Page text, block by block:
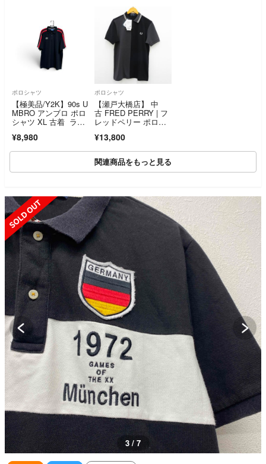
ポロシャツ
【極美品/Y2K】90s U
MBRO アンブロ ポロ
シャツ XL 古着 ライ
¥8,980
ポロシャツ
【瀬戸大橋店】 中
古 FRED PERRY | フ
レッドペリー ポロシ
ラック サイズ：M 【1
02】
¥13,800
関連商品をもっと見る
SOLD OUT
3 / 7